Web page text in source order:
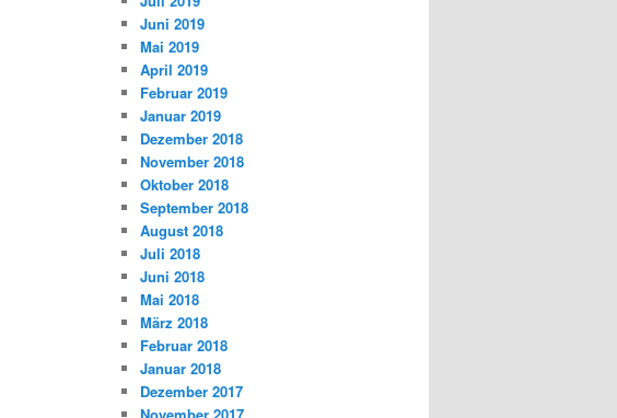
Juni 2019
Mai 2019
April 2019
Februar 2019
Januar 2019
Dezember 2018
November 2018
Oktober 2018
September 2018
August 2018
Juli 2018
Juni 2018
Mai 2018
März 2018
Februar 2018
Januar 2018
Dezember 2017